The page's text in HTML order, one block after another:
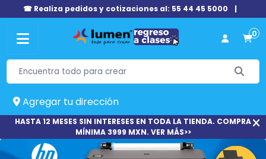
☎ Realiza pedidos y cotizaciones al: 55 44 45 5000 |
0
Agregar tu dirección
HASTA 12 MESES SIN INTERESES EN TODA LA TIENDA. COMPRA
MÍNIMA 3999 MXN. VER MÁS>>